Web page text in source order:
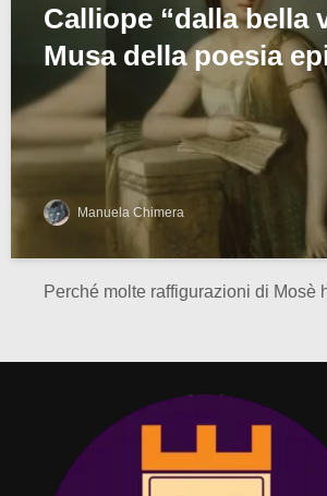
Calliope “dalla bella
Musa della poesia
Manuela Chimera
Perché molte raffigurazioni di Mosè